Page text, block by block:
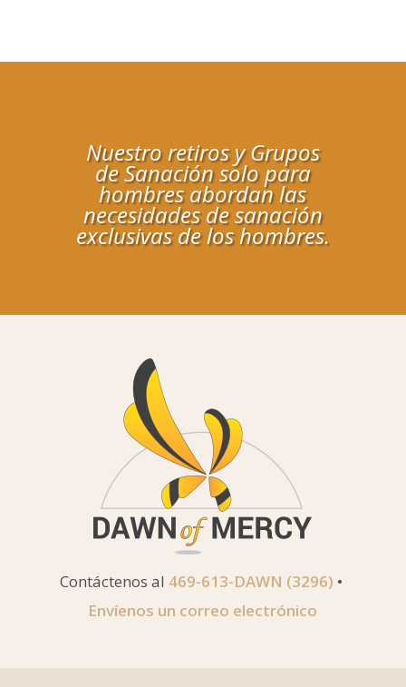
Nuestroretiros y Grupos
de Sanación solo para
hombres abordanlas
necesidades de sanación
exclusivas de los hombres.
Contáctenos al 469-613-DAWN (3296) •
Envíenos un correo electrónico